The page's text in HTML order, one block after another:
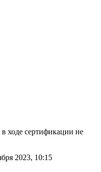
ходе сертификации не
2023, 10:15